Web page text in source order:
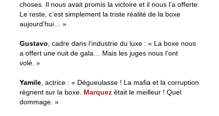
choses. Il nous avait promis la victoire et il nous l’a offerte.
Le reste, c’est simplement la triste réalité de la boxe
aujourd’hui… »
Gustavo , cadre dans l’industrie du luxe : « La boxe nous
a offert une nuit de gala… Mais les juges nous l’ont
volé. »
Yamile , actrice : « Dégueulasse ! La mafia et la corruption
règnent sur la boxe. Marquez était le meilleur ! Quel
dommage. »